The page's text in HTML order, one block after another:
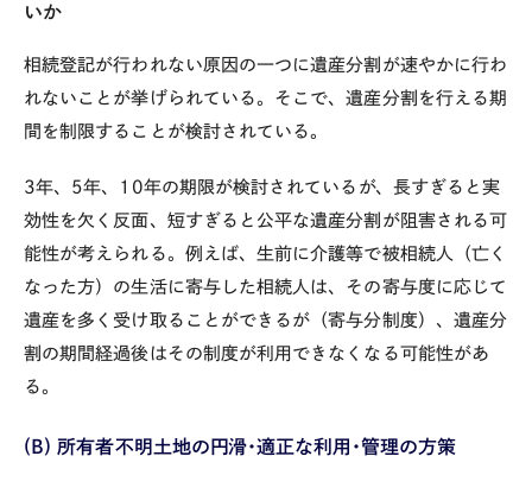
いか
相続登記が行われない原因の一つに遺産分割が速やかに行わ
れないことが挙げられている。そこで、遺産分割を行える期
間を制限することが検討されている。
3年、 5年、 10年の期限が検討されているが、長すぎると実
効性を欠く反面、短すぎると公平な遺産分割が阻害される可
能性が考えられる。例えば、生前に介護等で被相続人（亡く
なった方）の生活に寄与した相続人は、その寄与度に応じて
遺産を多く受け取ることができるが（寄与分制度）、遺産分
割の期間経過後はその制度が利用できなくなる可能性があ
る。
(B)所有者不明土地の円滑・適正な利用・管理の方策